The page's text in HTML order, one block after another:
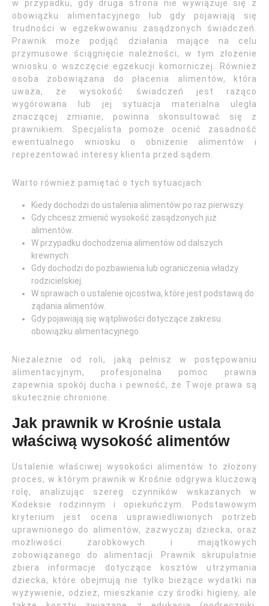
w przypadku, gdy druga strona nie wywiązuje się z
obowiązku alimentacyjnego lub gdy pojawiają się
trudności w egzekwowaniu zasądzonych świadczeń.
Prawnik może podjąć działania mające na celu
przymusowe ściągnięcie należności, w tym złożenie
wniosku o wszczęcie egzekucji komorniczej. Również
osoba zobowiązana do płacenia alimentów, która
uważa, że wysokość świadczeń jest rażąco
wygórowana lub jej sytuacja materialna uległa
znaczącej zmianie, powinna skonsultować się z
prawnikiem. Specjalista pomoże ocenić zasadność
ewentualnego wniosku o obniżenie alimentów i
reprezentować interesy klienta przed sądem.
Warto również pamiętać o tych sytuacjach:
Kiedy dochodzi do ustalenia alimentów po raz pierwszy.
Gdy chcesz zmienić wysokość zasądzonych już
alimentów.
W przypadku dochodzenia alimentów od dalszych
krewnych.
Gdy dochodzi do pozbawienia lub ograniczenia władzy
rodzicielskiej.
W sprawach o ustalenie ojcostwa, które jest podstawą do
żądania alimentów.
Gdy pojawiają się wątpliwości dotyczące zakresu
obowiązku alimentacyjnego.
Niezależnie od roli, jaką pełnisz w postępowaniu
alimentacyjnym, profesjonalna pomoc prawna
zapewnia spokój ducha i pewność, że Twoje prawa są
skutecznie chronione.
Jak prawnik w Krośnie ustala
właściwą wysokość alimentów
Ustalenie właściwej wysokości alimentów to złożony
proces, w którym prawnik w Krośnie odgrywa kluczową
rolę, analizując szereg czynników wskazanych w
Kodeksie rodzinnym i opiekuńczym. Podstawowym
kryterium jest ocena usprawiedliwionych potrzeb
uprawnionego do alimentów, zazwyczaj dziecka, oraz
możliwości zarobkowych i majątkowych
zobowiązanego do alimentacji. Prawnik skrupulatnie
zbiera informacje dotyczące kosztów utrzymania
dziecka, które obejmują nie tylko bieżące wydatki na
wyżywienie, odzież, mieszkanie czy środki higieny, ale